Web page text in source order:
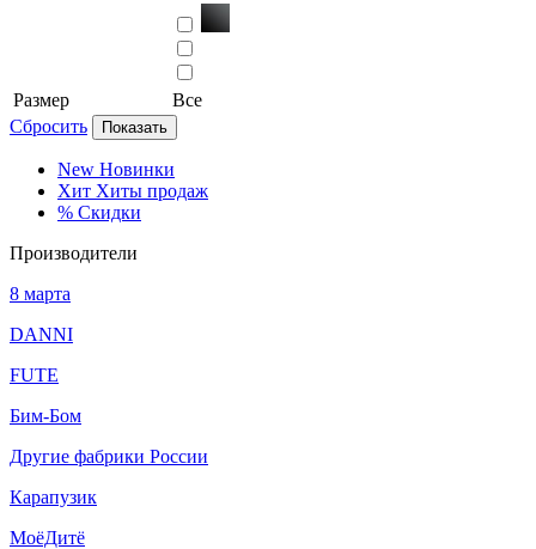
Размер
Все
Сбросить
Показать
New Новинки
Хит Хиты продаж
% Скидки
Производители
8 марта
DANNI
FUTE
Бим-Бом
Другие фабрики России
Карапузик
МоёДитё